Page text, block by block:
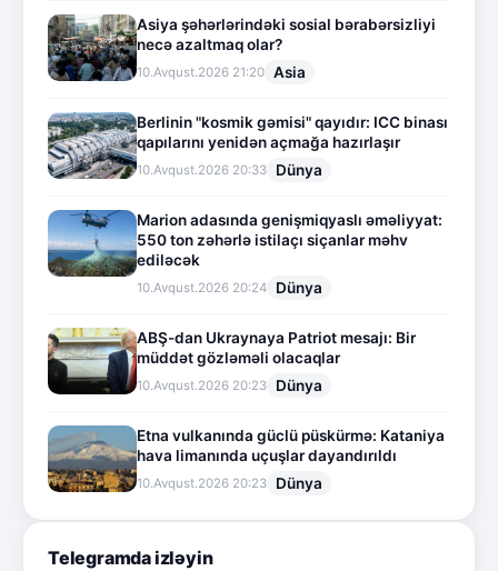
Asiya şəhərlərindəki sosial bərabərsizliyi
necə azaltmaq olar?
10.Avqust.2026 21:20 Asia
Berlinin "kosmik gəmisi" qayıdır: ICC binası
qapılarını yenidən açmağa hazırlaşır
10.Avqust.2026 20:33 Dünya
Marion adasında genişmiqyaslı əməliyyat:
550 ton zəhərlə istilaçı siçanlar məhv
ediləcək
10.Avqust.2026 20:24 Dünya
ABŞ-dan Ukraynaya Patriot mesajı: Bir
müddət gözləməli olacaqlar
10.Avqust.2026 20:23 Dünya
Etna vulkanında güclü püskürmə: Kataniya
hava limanında uçuşlar dayandırıldı
10.Avqust.2026 20:23 Dünya
Telegramda izləyin